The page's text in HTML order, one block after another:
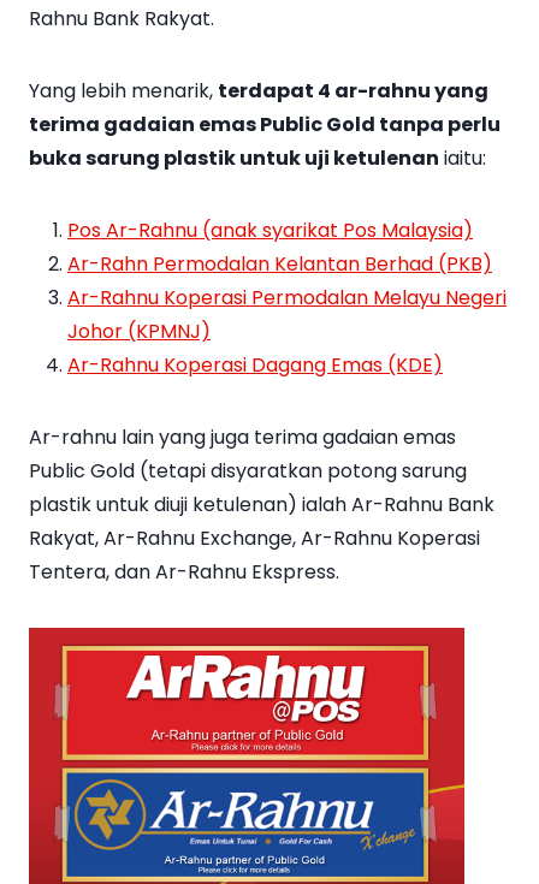
Rahnu Bank Rakyat.
Yang lebih menarik, terdapat 4 ar-rahnu yang
terima gadaian emas Public Gold tanpa perlu
buka sarung plastik untuk uji ketulenan iaitu:
Pos Ar-Rahnu (anak syarikat Pos Malaysia)
Ar-Rahn Permodalan Kelantan Berhad (PKB)
Ar-Rahnu Koperasi Permodalan Melayu Negeri
Johor (KPMNJ)
Ar-Rahnu Koperasi Dagang Emas (KDE)
Ar-rahnu lain yang juga terima gadaian emas
Public Gold (tetapi disyaratkan potong sarung
plastik untuk diuji ketulenan) ialah Ar-Rahnu Bank
Rakyat, Ar-Rahnu Exchange, Ar-Rahnu Koperasi
Tentera, dan Ar-Rahnu Ekspress.